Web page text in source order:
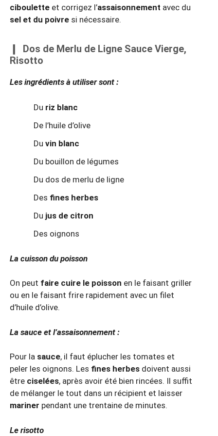
ciboulette et corrigez l’assaisonnement avec du
sel et du poivre si nécessaire.
Dos de Merlu de Ligne Sauce Vierge,
Risotto
Les ingrédients à utiliser sont :
Du riz blanc
De l’huile d’olive
Du vin blanc
Du bouillon de légumes
Du dos de merlu de ligne
Des fines herbes
Du jus de citron
Des oignons
La cuisson du poisson
On peut faire cuire le poisson en le faisant griller
ou en le faisant frire rapidement avec un filet
d’huile d’olive.
La sauce et l’assaisonnement :
Pour la sauce, il faut éplucher les tomates et
peler les oignons. Les fines herbes doivent aussi
être ciselées, après avoir été bien rincées. Il suffit
de mélanger le tout dans un récipient et laisser
mariner pendant une trentaine de minutes.
Le risotto